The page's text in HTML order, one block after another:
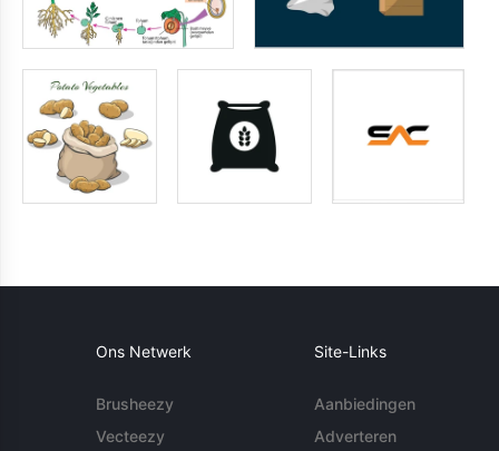
Ons Netwerk
Brusheezy
Vecteezy
Site-Links
Aanbiedingen
Adverteren